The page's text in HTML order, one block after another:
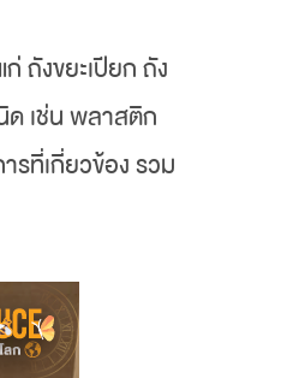
ถังขยะเปียก ถัง
ด เช่น พลาสติก
รที่เกี่ยวข้อง รวม